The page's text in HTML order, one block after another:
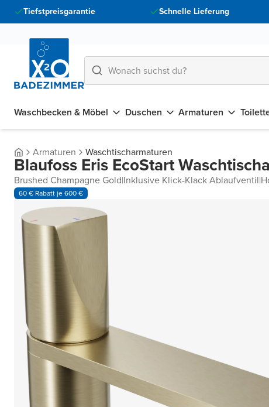
Tiefstpreisgarantie Schnelle Lieferung
Waschbecken & Möbel Duschen Armaturen
Armaturen Waschtischarmaturen
Blaufoss Eris EcoStart
Brushed Champagne Gold|Inklusive Klick-Klack Ablaufventil|
60 € Rabatt je 600 €